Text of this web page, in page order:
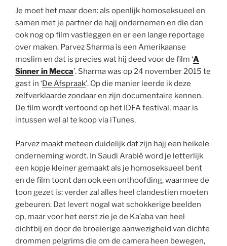
Je moet het maar doen: als openlijk homoseksueel en
samen met je partner de hajj ondernemen en die dan
ook nog op film vastleggen en er een lange reportage
over maken. Parvez Sharma is een Amerikaanse
moslim en dat is precies wat hij deed voor de film ‘A
Sinner in Mecca’. Sharma was op 24 november 2015 te
gast in ‘De Afspraak’. Op die manier leerde ik deze
zelfverklaarde zondaar en zijn documentaire kennen.
De film wordt vertoond op het IDFA festival, maar is
intussen wel al te koop via iTunes.
Parvez maakt meteen duidelijk dat zijn hajj een heikele
onderneming wordt. In Saudi Arabië word je letterlijk
een kopje kleiner gemaakt als je homoseksueel bent
en de film toont dan ook een onthoofding, waarmee de
toon gezet is: verder zal alles heel clandestien moeten
gebeuren. Dat levert nogal wat schokkerige beelden
op, maar voor het eerst zie je de Ka’aba van heel
dichtbij en door de broeierige aanwezigheid van dichte
drommen pelgrims die om de camera heen bewegen,